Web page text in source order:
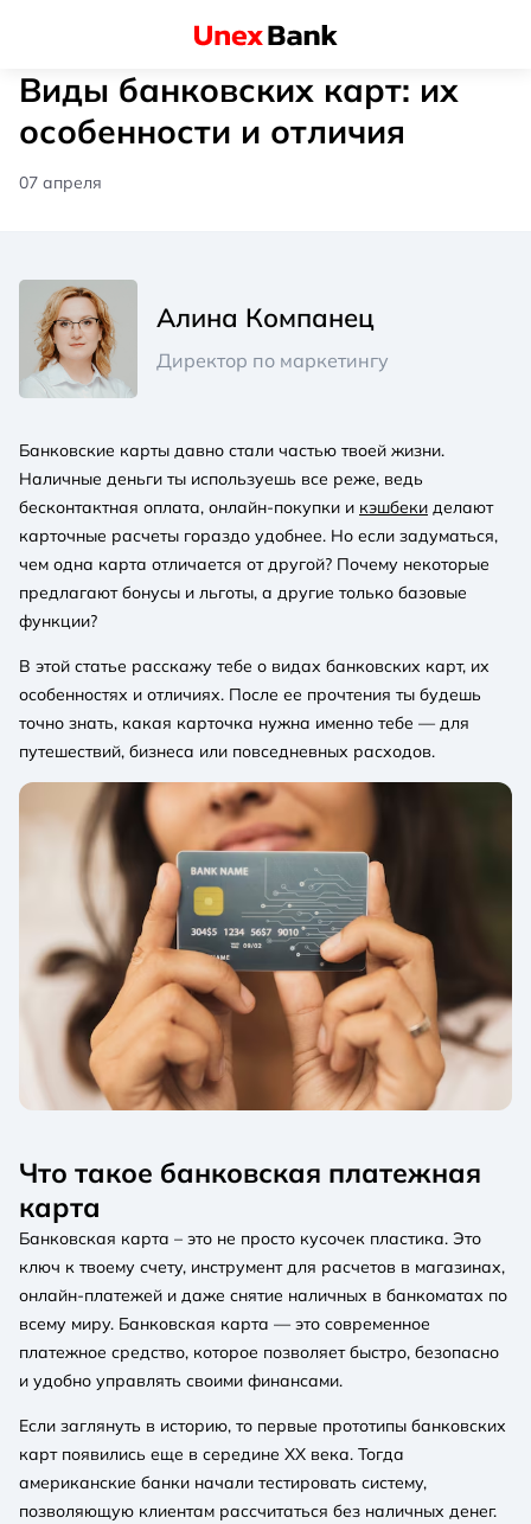
Виды банковских карт: их
особенности и отличия
07 апреля
Алина Компанец
Директор по маркетингу
Банковские карты давно стали частью твоей жизни.
Наличные деньги ты используешь все реже, ведь
бесконтактная оплата, онлайн-покупки и кэшбеки делают
карточные расчеты гораздо удобнее. Но если задуматься,
чем одна карта отличается от другой? Почему некоторые
предлагают бонусы и льготы, а другие только базовые
функции?
В этой статье расскажу тебе о видах банковских карт, их
особенностях и отличиях. После ее прочтения ты будешь
точно знать, какая карточка нужна именно тебе — для
путешествий, бизнеса или повседневных расходов.
Что такое банковская платежная
карта
Банковская карта – это не просто кусочек пластика. Это
ключ к твоему счету, инструмент для расчетов в магазинах,
онлайн-платежей и даже снятие наличных в банкоматах по
всему миру. Банковская карта — это современное
платежное средство, которое позволяет быстро, безопасно
и удобно управлять своими финансами.
Если заглянуть в историю, то первые прототипы банковских
карт появились еще в середине XX века. Тогда
американские банки начали тестировать систему,
позволяющую клиентам рассчитаться без наличных денег.